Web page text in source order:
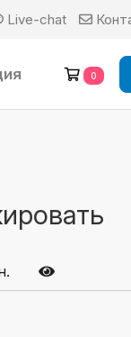
Live-chat
0